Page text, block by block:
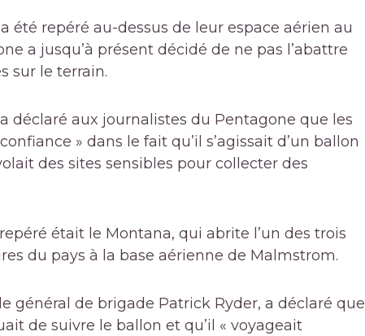
été repéré au-dessus de leur espace aérien au
a jusqu’à présent décidé de ne pas l’abattre
sur le terrain.
déclaré aux journalistes du Pentagone que les
» dans le fait qu’il s’agissait d’un ballon
des sites sensibles pour collecter des
était le Montana, qui abrite l’un des trois
du pays à la base aérienne de Malmstrom.
général de brigade Patrick Ryder, a déclaré que
de suivre le ballon et qu’il « voyageait